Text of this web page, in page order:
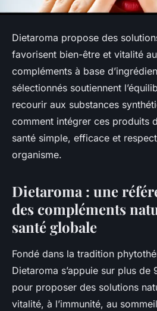
Dietaroma propose des
favorisent bien-être et vitalité
compléments à base
sélectionnés soutiennent
recourir aux substances
comment intégrer ces produits
santé simple, efficace et
organisme.
Dietaroma : une
des compléments
santé globale
Fondé dans la tradition
Dietaroma s’appuie sur plus
pour proposer des solutions
vitalité, à l’immunité, au